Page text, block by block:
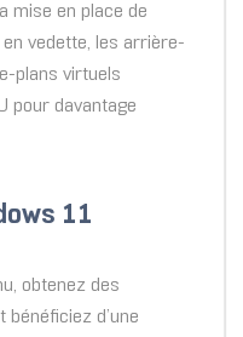
mise en place de
vedette, les arrière-
plans virtuels
pour davantage
11
obtenez des
d’une